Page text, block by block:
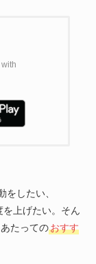
をしたい、
上げたい。そん
たってのおすす